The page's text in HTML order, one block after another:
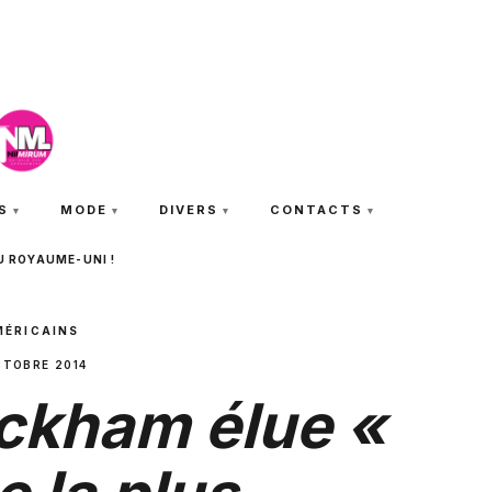
MODE DIVERS CONTACTS
ROYAUME-UNI !
2014
élue «